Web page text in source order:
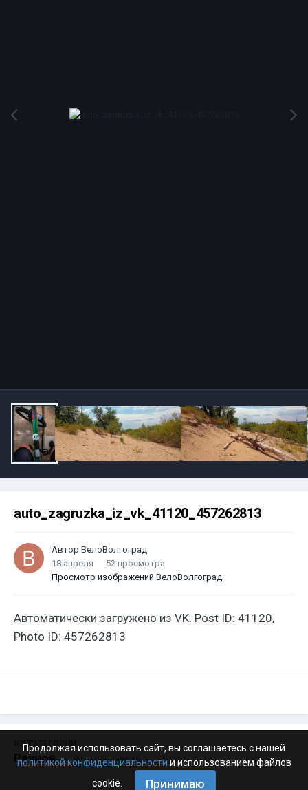
auto_zagruzka_iz_vk_41120_457262813
Автор ВелоВолгоград
18 апреля
52 просмотра
Просмотр изображений ВелоВолгоград
Автоматически загружено из VK. Post ID: 41120,
Photo ID: 457262813
ИЗ КАТЕГОРИИ:
Разное · 4 199 изображений
Продолжая использовать сайт, вы соглашаетесь с нашей
политикой конфиденциальности и использованием файлов
cookie.
Принимаю